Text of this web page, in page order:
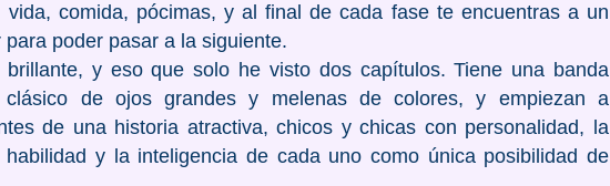
vida, comida, pócimas, y al final de cada fase te encuentras a un
poder pasar a la siguiente.
y eso que solo he visto dos capítulos. Tiene una banda
de ojos grandes y melenas de colores, y empiezan a
de una historia atractiva, chicos y chicas con personalidad, la
y la inteligencia de cada uno como única posibilidad de